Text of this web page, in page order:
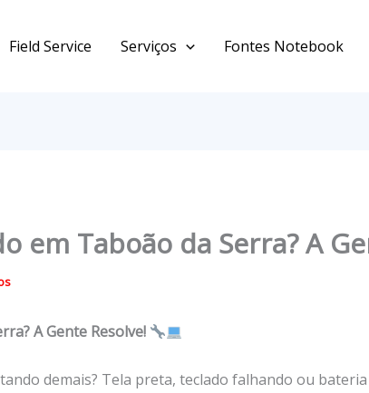
Field Service Serviços Fontes Notebook
em Taboão da Serra? A
A Gente Resolve!
demais? Tela preta, teclado falhando ou